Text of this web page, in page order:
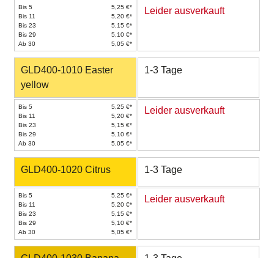
Bis 5
5,25 €*
Bis 11
5,20 €*
Bis 23
5,15 €*
Bis 29
5,10 €*
Ab 30
5,05 €*
Leider ausverkauft
GLD400-1010 Easter
yellow
1-3 Tage
Bis 5
5,25 €*
Bis 11
5,20 €*
Bis 23
5,15 €*
Bis 29
5,10 €*
Ab 30
5,05 €*
Leider ausverkauft
GLD400-1020 Citrus 1-3 Tage
Bis 5
5,25 €*
Bis 11
5,20 €*
Bis 23
5,15 €*
Bis 29
5,10 €*
Ab 30
5,05 €*
Leider ausverkauft